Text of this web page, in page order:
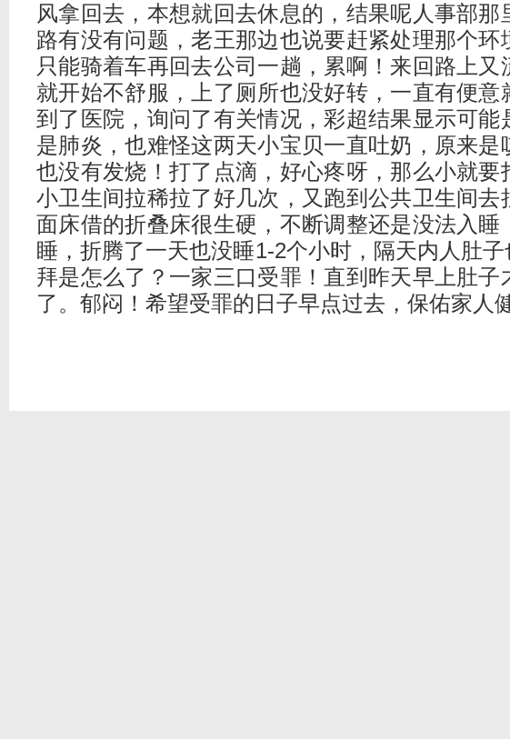
风拿回去，本想就回去休息的，结果呢人事部
路有没有问题，老王那边也说要赶紧处理那个
只能骑着车再回去公司一趟，累啊！来回路上
就开始不舒服，上了厕所也没好转，一直有便意
到了医院，询问了有关情况，彩超结果显示可
是肺炎，也难怪这两天小宝贝一直吐奶，原来
也没有发烧！打了点滴，好心疼呀，那么小就
小卫生间拉稀拉了好几次，又跑到公共卫生间
面床借的折叠床很生硬，不断调整还是没法入
睡，折腾了一天也没睡1-2个小时，隔天内人肚
拜是怎么了？一家三口受罪！直到昨天早上肚
了。郁闷！希望受罪的日子早点过去，保佑家人